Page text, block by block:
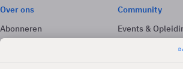
Over ons
Abonneren
Adverteren
Community
Events &
Nieuwsbrieven